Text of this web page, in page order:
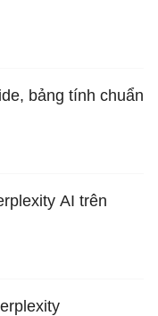
bảng tính chuẩn
AI trên